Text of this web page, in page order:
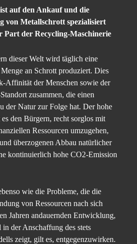
auf den Ankauf und die
von Metallschrott spezialisiert
Part der Recycling-Maschinerie
dieser Welt wird täglich eine
an Schrott produziert. Dies
Affinität der Menschen sowie der
zusammen, die einen
der Natur zur Folge hat. Der hohe
den Bürgern, recht sorglos mit
Ressourcen umzugehen,
überzogenen Abbau natürlicher
kontinuierlich hohe CO2-Emission
wie die Probleme, die die
von Ressourcen nach sich
Jahren andauernden Entwicklung,
der Anschaffung des stets
zeigt, gilt es, entgegenzuwirken.